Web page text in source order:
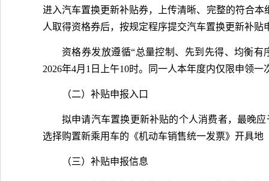
进入汽车置换更新补贴券，上传清晰、完整的符合
人取得资格券后，按规定程序提交汽车置换更新补
资格券发放遵循“总量控制、先到先得、均衡
2026年4月1日上午10时。同一人本年度内仅限申领
（二）补贴申报入口
拟申请汽车置换更新补贴的个人消费者，最晚
选择购置新乘用车的《机动车销售统一发票》开具
（三）补贴申报信息